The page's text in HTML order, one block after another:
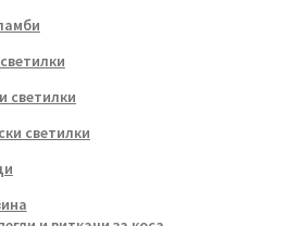
светилки
светилки